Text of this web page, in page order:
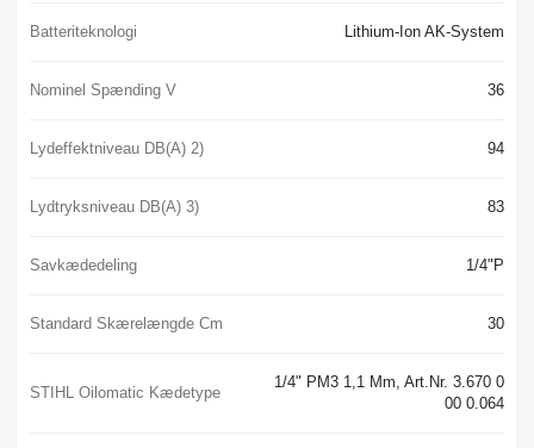
Batteriteknologi Lithium-Ion AK-System
Nominel Spænding V 36
Lydeffektniveau DB(A) 2) 94
Lydtryksniveau DB(A) 3) 83
Savkædedeling 1/4"P
Standard Skærelængde Cm 30
STIHL Oilomatic Kædetype
1/4" PM3 1,1 Mm, Art.nr. 3.670 0
00 0.064